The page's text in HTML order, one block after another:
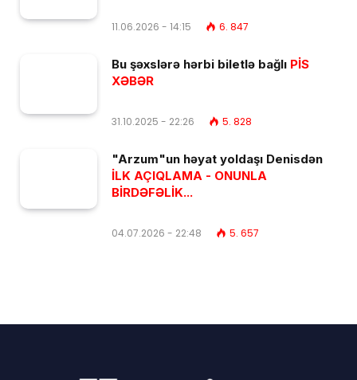
11.06.2026 - 14:15 6. 847
Bu şəxslərə hərbi biletlə bağlı PİS
XƏBƏR
31.10.2025 - 22:26 5. 828
"Arzum"un həyat yoldaşı Denisdən
İLK AÇIQLAMA - ONUNLA
BİRDƏFƏLİK...
04.07.2026 - 22:48 5. 657